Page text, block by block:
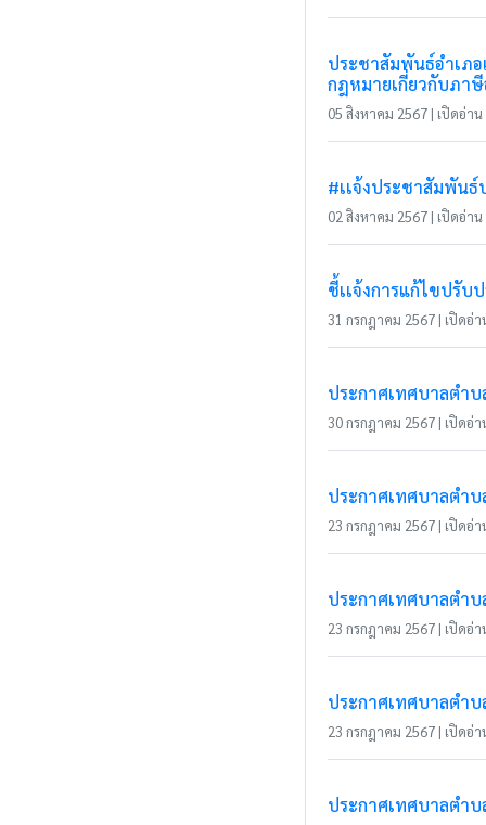
ประชาสัมพันธ์อำเภ
กฎหมายเกี่ยวกับภา
05 สิงหาคม 2567 | เปิดอ่าน
#เเจ้งประชาสัมพัน
02 สิงหาคม 2567 | เปิดอ่าน
ชี้เเจ้งการแก้ไขปรับ
31 กรกฎาคม 2567 | เปิดอ่า
ประกาศเทศบาลตำบ
30 กรกฎาคม 2567 | เปิดอ่า
ประกาศเทศบาลตำบ
23 กรกฎาคม 2567 | เปิดอ่า
ประกาศเทศบาลตำบ
23 กรกฎาคม 2567 | เปิดอ่า
ประกาศเทศบาลตำบ
23 กรกฎาคม 2567 | เปิดอ่า
ประกาศเทศบาลตำบ